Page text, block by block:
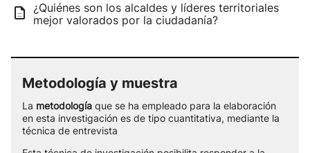
¿Quiénes son los alcaldes y líderes territoriales
mejor valorados por la ciudadanía?
Metodología y muestra
La metodología que se ha empleado para la elaboración
en esta investigación es de tipo cuantitativa, mediante la
técnica de entrevista